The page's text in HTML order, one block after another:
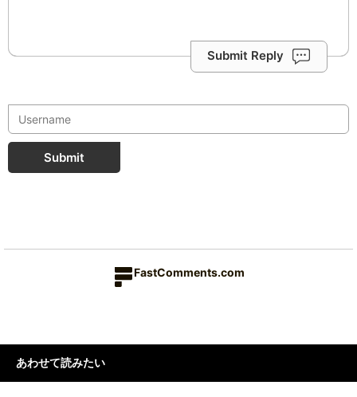
Submit Reply
Submit
FastComments.com
あわせて読みたい